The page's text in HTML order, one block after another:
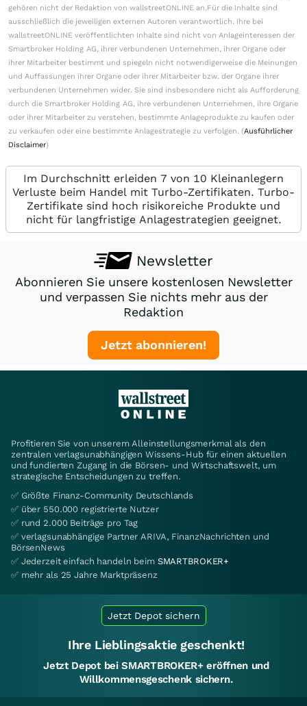
gehören nicht der Redaktion von wallstreetONLINE an.Für die Inhalte sind
ausschließlich die jeweiligen externen Autoren verantwortlich. Ihre bei
wallstreetONLINE veröffentlichten Inhalte sind nicht von Anlageinteressen der
Smartbroker Holding AG, ihrer verbundenen Unternehmen, ihrer Organe oder
ihrer Mitarbeiter bestimmt und spiegeln nicht notwendigerweise die Meinungen
und Auffassungen ihrer Organe oder ihrer Mitarbeiter bzw. der Organe ihrer
verbundenen Unternehmen wider. Sie sind insbesondere nicht als Aufforderung
durch die Smartbroker Holding AG, ihre verbundenen Unternehmen, ihre Organe
oder ihrer Mitarbeiter zu verstehen, bestimmte Anlageprodukte zu kaufen oder
zu verkaufen oder eine bestimmte Anlagestrategie zu verfolgen. (Ausführlicher
Disclaimer)
Im Durchschnitt erleiden 7 von 10 Kleinanlegern
Verluste beim Handel mit Turbo-Zertifikaten. Turbo-
Zertifikate sind hoch risikoreiche Produkte und
nicht für langfristige Anlagestrategien geeignet.
Newsletter
Abonnieren Sie unsere kostenlosen Newsletter
und verpassen Sie nichts mehr aus der
Redaktion
Jetzt abonnieren!
Profitieren Sie von unserem Alleinstellungsmerkmal als den
zentralen verlagsunabhängigen Wissens-Hub für einen aktuellen
und fundierten Zugang in die Börsen- und Wirtschaftswelt, um
strategische Entscheidungen zu treffen.
✅ Größte Finanz-Community Deutschlands
✅ über 550.000 registrierte Nutzer
✅ rund 2.000 Beiträge pro Tag
✅ verlagsunabhängige Partner ARIVA, FinanzNachrichten und
BörsenNews
✅ Jederzeit einfach handeln beim SMARTBROKER+
✅ mehr als 25 Jahre Marktpräsenz
Jetzt Depot sichern
Ihre Lieblingsaktie geschenkt!
Jetzt Depot bei SMARTBROKER+ eröffnen und
Willkommensgeschenk sichern.